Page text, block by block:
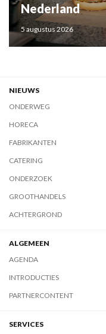
Nederland
5 augustus 2026
NIEUWS
ONDERWEG
HORECA
FABRIKANTEN
CATERING
ONDERZOEK
GROOTHANDELS
ACHTERGROND
ALGEMEEN
AGENDA
INTRODUCTIES
PARTNERCONTENT
SERVICES